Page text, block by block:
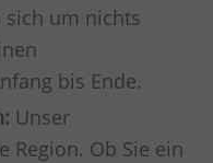
sich um nichts
bis Ende.
Unser
Region. Ob Sie ein